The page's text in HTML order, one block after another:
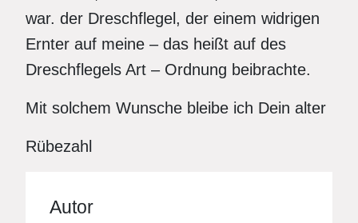
war. der Dreschflegel, der einem widrigen
Ernter auf meine – das heißt auf des
Dreschflegels Art – Ordnung beibrachte.
Mit solchem Wunsche bleibe ich Dein alter
Rübezahl
Autor